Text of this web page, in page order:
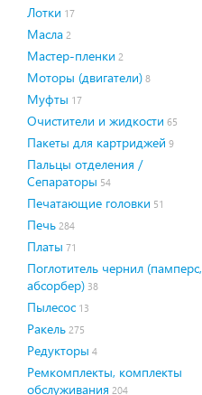
Лотки 17
Масла 2
Мастер-пленки 2
Моторы (двигатели) 8
Муфты 17
Очистители и жидкости 65
Пакеты для картриджей 9
Пальцы отделения /
Сепараторы 54
Печатающие головки 51
Печь 284
Платы 71
Поглотитель чернил (памперс,
абсорбер) 38
Пылесос 13
Ракель 275
Редукторы 4
Ремкомплекты, комплекты
обслуживания 204